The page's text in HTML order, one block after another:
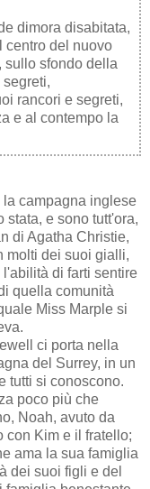
dimora disabitata,
centro del nuovo
sullo sfondo della
rancori e segreti,
e al contempo la
la campagna inglese
stata, e sono tutt'ora,
di Agatha Christie,
molti dei suoi gialli,
l'abilità di farti sentire
quella comunità
Miss Marple si
ci porta nella
del Surrey, in un
tutti si conoscono.
poco più che
Noah, avuto da
con Kim e il fratello;
ama la sua famiglia
dei suoi figli e del